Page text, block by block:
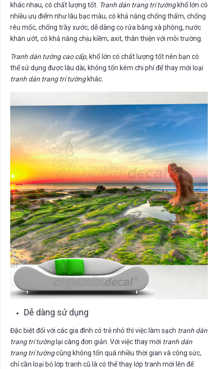
khác nhau, có chất lượng tốt. Tranh dán trang trí tườngkhổ lớn có
nhiều ưu điểm như lâu bạc màu, có khả năng chống thấm, chống
rêu mốc, chống trầy xước, dễ dàng cọ rửa bằng xà phòng, nước
khăn ướt, có khả năng chịu kiềm, axit, thân thiện với môi trường.
Tranh dán tường cao cấp, khổ lớn có chất lượng tốt nên bạn có
thể sử dụng được lâu dài, không tốn kém chi phí để thay mới loại
tranh dán trang trí tườngkhác.
Dễ dàng sử dụng
Đặc biệt đối với các gia đình có trẻ nhỏ thì việc làm sạch tranh dán
trang trí tườnglại càng đơn giản. Với việc thay mới tranh dán
trang trí tườngcũng không tốn quá nhiều thời gian và công sức,
chỉ cần loại bỏ lớp tranh cũ là có thể thay lớp tranh mới lên để